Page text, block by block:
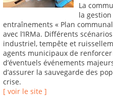
La
la
entraînements « Plan
avec l’IRMa. Différents
industriel, tempête et
agents municipaux de
d’éventuels événements
d’assurer la sauvegarde des
crise.
[ voir le site ]